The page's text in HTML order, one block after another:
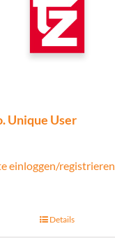
Unique User
einloggen/registrieren
Details